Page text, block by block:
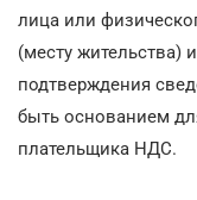
лица или
(месту жительства)
подтверждения
быть основанием
плательщика НДС.